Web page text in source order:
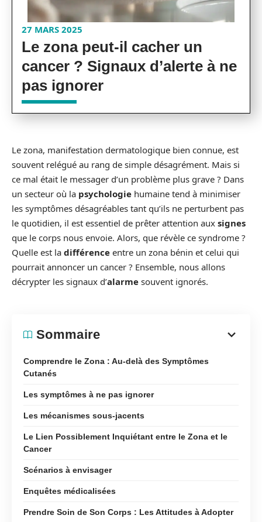
27 MARS 2025
Le zona peut-il cacher un
cancer ? Signaux d’alerte à ne
pas ignorer
Le zona, manifestation dermatologique bien connue, est
souvent relégué au rang de simple désagrément. Mais si
ce mal était le messager d’un problème plus grave ? Dans
un secteur où la psychologie humaine tend à minimiser
les symptômes désagréables tant qu’ils ne perturbent pas
le quotidien, il est essentiel de prêter attention aux signes
que le corps nous envoie. Alors, que révèle ce syndrome ?
Quelle est la différence entre un zona bénin et celui qui
pourrait annoncer un cancer ? Ensemble, nous allons
décrypter les signaux d’alarme souvent ignorés.
Sommaire
Comprendre le Zona : Au-delà des Symptômes
Cutanés
Les symptômes à ne pas ignorer
Les mécanismes sous-jacents
Le Lien Possiblement Inquiétant entre le Zona et le
Cancer
Scénarios à envisager
Enquêtes médicalisées
Prendre Soin de Son Corps : Les Attitudes à Adopter